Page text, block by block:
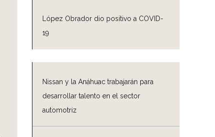
López Obrador dio positivo a COVID-
19
Nissan y la Anáhuac trabajarán para
desarrollar talento en el sector
automotriz